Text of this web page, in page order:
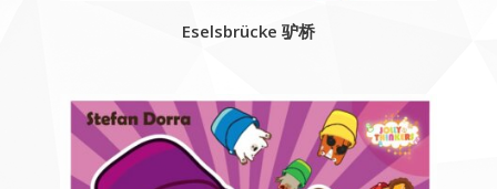
Eselsbrücke 驴桥